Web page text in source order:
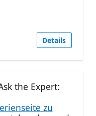
Details
the Expert:
zu